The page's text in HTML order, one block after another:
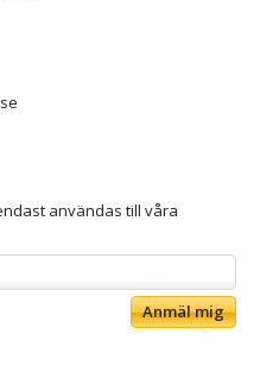
användas till våra
Anmäl mig